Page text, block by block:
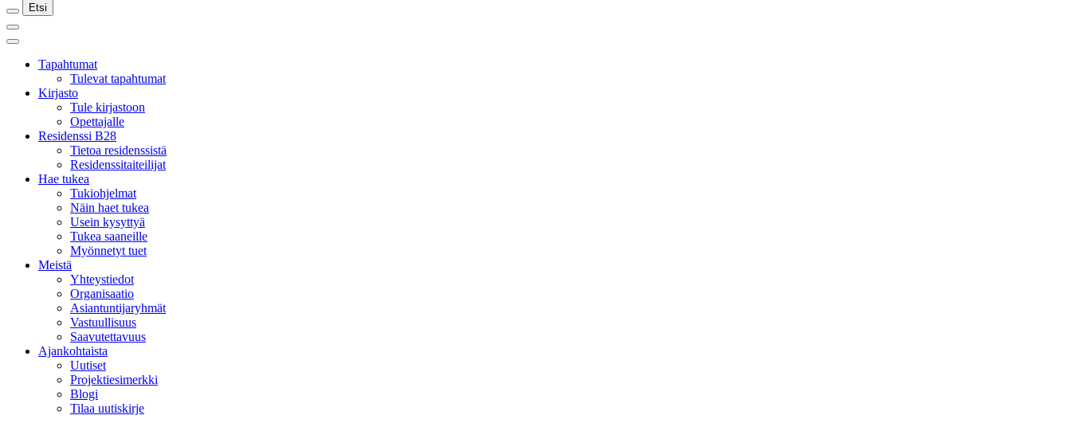
Etsi
Etsi
Etsi
Päävalikko
Sulje
päävalikkoTapahtumat
Tulevat tapahtumat
Kirjasto
Tule kirjastoon
Opettajalle
Residenssi B28
Tietoa residenssistä
Residenssitaiteilijat
Hae tukea
Tukiohjelmat
Näin haet tukea
Usein kysyttyä
Tukea saaneille
Myönnetyt tuet
Meistä
Yhteystiedot
Organisaatio
Asiantuntijaryhmät
Vastuullisuus
Saavutettavuus
Ajankohtaista
Uutiset
Projektiesimerkki
Blogi
Tilaa uutiskirje